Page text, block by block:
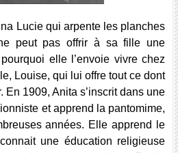
Lucie qui arpente les planches
peut pas offrir à sa fille une
elle l’envoie vivre chez
Louise, qui lui offre tout ce dont
En 1909, Anita s’inscrit dans une
et apprend la pantomime,
années. Elle apprend le
une éducation religieuse